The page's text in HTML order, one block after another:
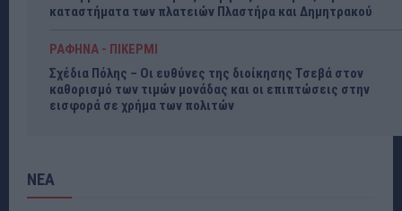
καταστήματα των πλατειών Πλαστήρα και Δημητρακού
ΡΑΦΗΝΑ - ΠΙΚΕΡΜΙ
Σχέδια Πόλης – Οι ευθύνες της διοίκησης Τσεβά στον
καθορισμό των τιμών μονάδας και οι επιπτώσεις στην
εισφορά σε χρήμα των πολιτών
ΝΕΑ